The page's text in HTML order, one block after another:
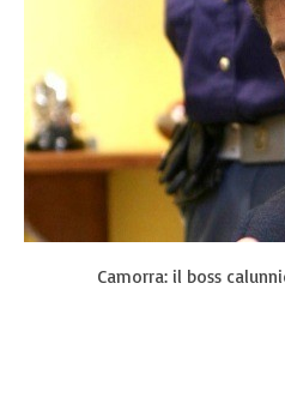
Camorra: il boss